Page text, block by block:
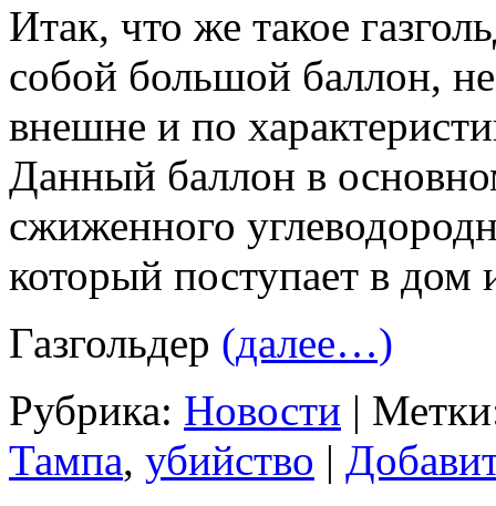
Итак, что же такое
собой большой баллон,
внешне и по
Данный баллон в
сжиженного
который поступает в дом
Газгольдер (далее…)
Рубрика: Новости |
Тампа, убийство |